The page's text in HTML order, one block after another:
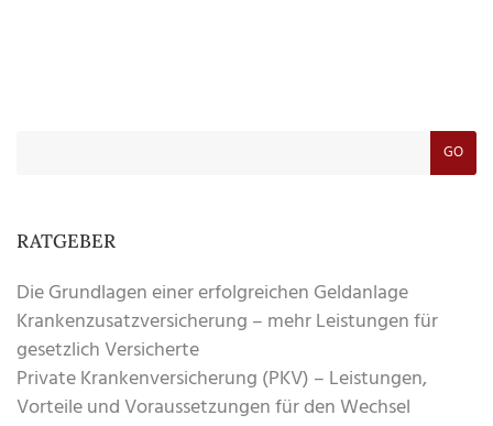
GO
RATGEBER
Die Grundlagen einer erfolgreichen Geldanlage
Krankenzusatzversicherung – mehr Leistungen für
gesetzlich Versicherte
Private Krankenversicherung (PKV) – Leistungen,
Vorteile und Voraussetzungen für den Wechsel